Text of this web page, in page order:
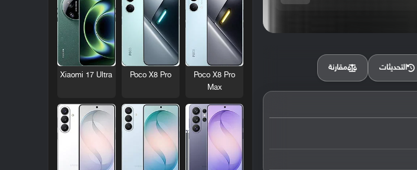
التحديثات مقارنة
Poco X8 Pro
Max
Poco X8 Pro
Xiaomi 17 Ultra